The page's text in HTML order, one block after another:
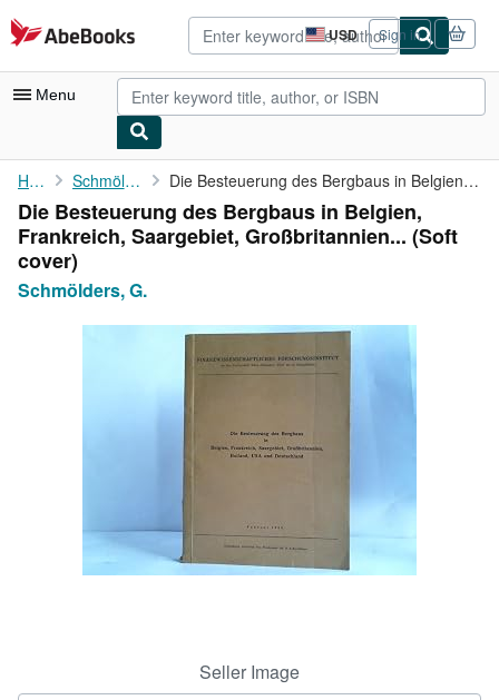
Skip to main content
AbeBooks.com USD
Site
shopping
preferences
Sign in
Menu
My Account
My Purchases
Advanced Search
Browse Collections
CLOSE
Home Schmölders, G. Die Besteuerung des Bergbaus in Belgien, Frankreich, Saargebiet,...
Die Besteuerung des Bergbaus in Belgien,
Frankreich, Saargebiet, Großbritannien... (Soft
cover)
Schmölders, G.
Seller Image